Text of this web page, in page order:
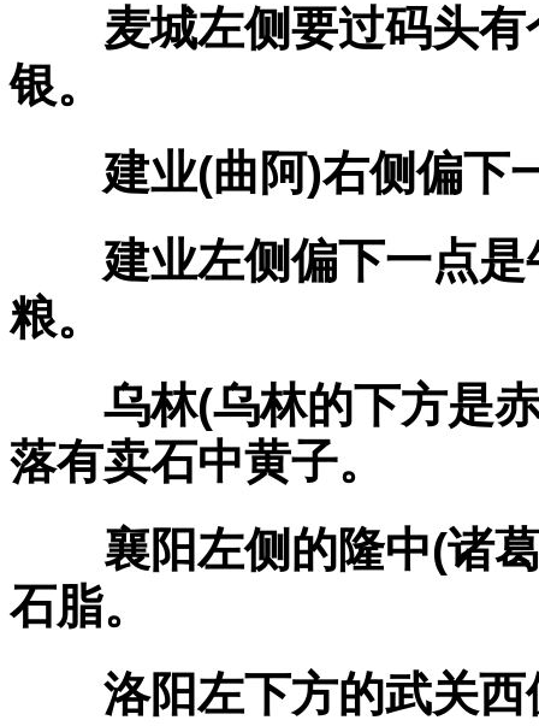
麦城左侧要过码头有
银。
建业(曲阿)右侧偏下
建业左侧偏下一点是
粮。
乌林(乌林的下方是赤
落有卖石中黄子。
襄阳左侧的隆中(诸葛
石脂。
洛阳左下方的武关西